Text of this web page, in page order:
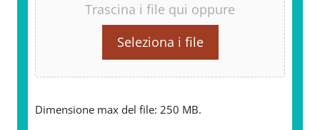
Trascina i file qui oppure
Seleziona i file
Dimensione max del file: 250 MB.